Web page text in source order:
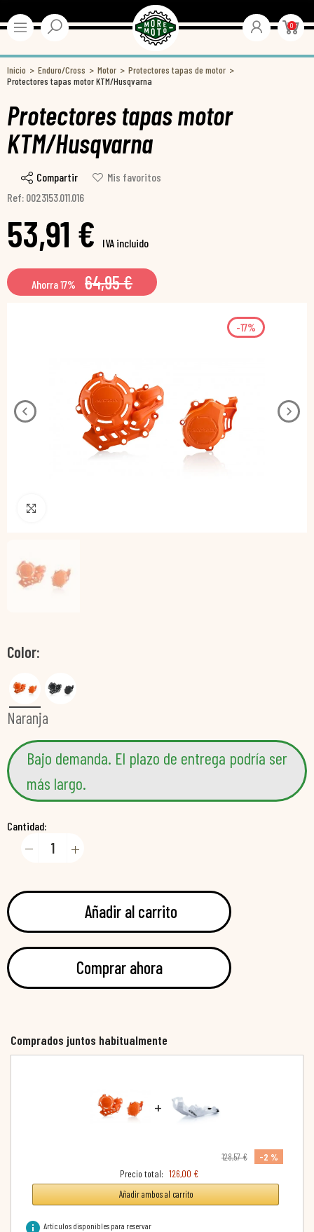
0
Inicio Enduro/Cross Motor
Protectores tapas de motor
Protectores tapas motor KTM/Husqvarna
Protectores tapas motor
KTM/Husqvarna
Compartir
Mis favoritos
Ref: 0023153.011.016
53,91 € IVA incluido
Ahorra 17% 64,95 €
-17%
Color
Naranja
Bajo demanda. El plazo de entrega podría ser
más largo.
Cantidad:
Añadir al carrito
Comprar ahora
Comprados juntos habitualmente
+
128,57 €
-2 %
Precio total: 126,00 €
Añadir ambos al carrito
info Artículos disponibles para reservar